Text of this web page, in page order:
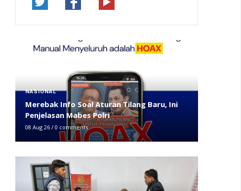
NASIONAL
Merebak Info Soal Aturan Tilang Baru, Ini
Penjelasan Mabes Polri
08 Aug 26 / 0 comments